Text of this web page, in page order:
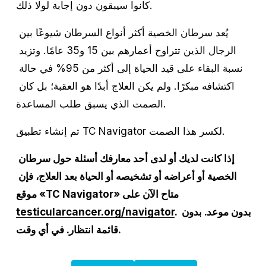
كانوا سيبقون دون إجابة لولا ذلك.
الصمت الذي يسبق طلب المساعدة.
تم إنشاء تطبيق TC Navigator لكسر هذا الصمت.
موقع «TC Navigator» متاح الآن على
testicularcancer.org/navigator. بدون موعد. بدون
قائمة انتظار. في أي وقت.